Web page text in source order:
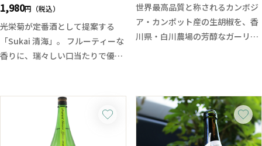
1,980円（税込）
光栄菊が定番酒として提案する
「Sukai 清海」。 フルーティーな
香りに、瑞々しい口当たりで優し
後口は程良い酸が現れ爽快感ある
後口。穏やかな飲み心地と食中適
性を追求した、透明感のある特別
世界最高品質と称されるカンボジ
ア・カンポット産の生胡椒を、香
川県・白川農場の芳醇なガーリッ
にんにくの香ばしい風味が広がり
ます。
パスタやグリル野菜、肉料理はも
ちろん、卵かけご飯やクリームチ